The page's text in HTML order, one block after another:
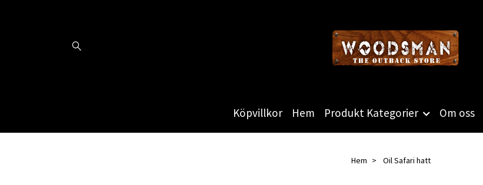
Köpvillkor Hem Produkt Kategorier Om oss
Hem Oil Safari hatt